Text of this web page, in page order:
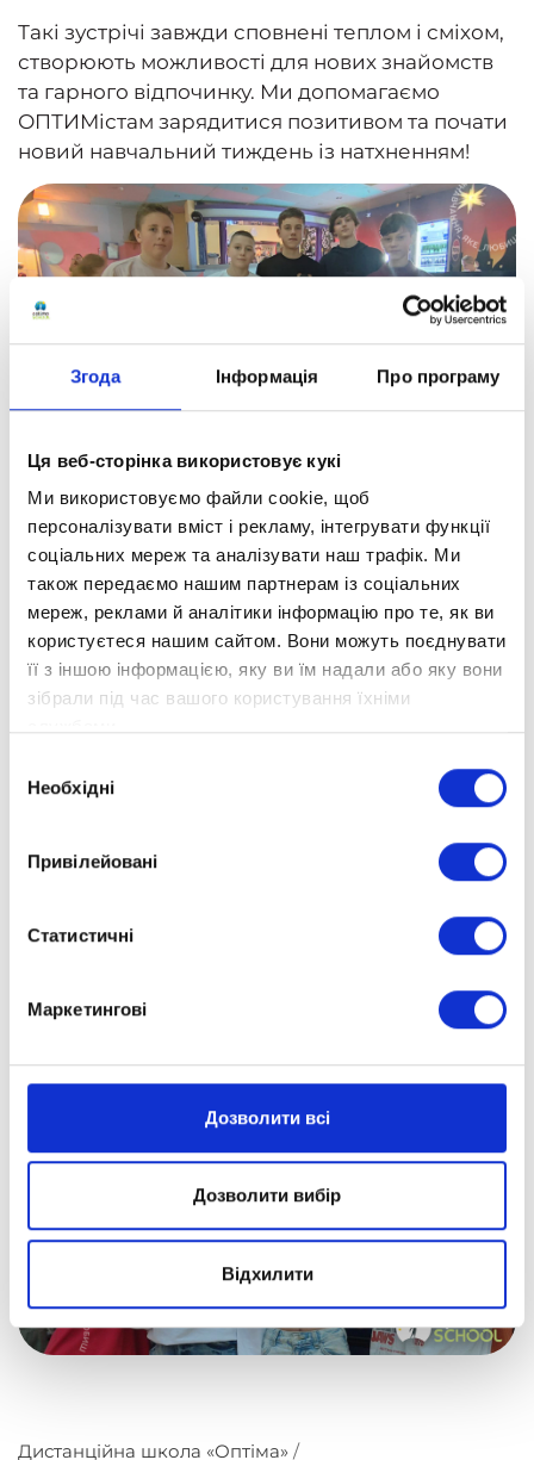
Згода Інформація Про програму
Ця веб-сторінка використовує кукі
Ми використовуємо файли cookie, щоб
персоналізувати вміст і рекламу, інтегрувати функції
соціальних мереж та аналізувати наш трафік. Ми
також передаємо нашим партнерам із соціальних
мереж, реклами й аналітики інформацію про те, як ви
користуєтеся нашим сайтом. Вони можуть поєднувати
її з іншою інформацією, яку ви їм надали або яку вони
зібрали під час вашого користування їхніми
згоди
Необхідні
Привілейовані
Статистичні
Маркетингові
Дозволити всі
Дозволити вибір
Відхилити
Такі зустрічі завжди сповнені теплом і сміхом,
створюють можливості для нових знайомств
та гарного відпочинку. Ми допомагаємо
ОПТИМістам зарядитися позитивом та почати
новий навчальний тиждень із натхненням!
Дистанційна школа «Оптіма»